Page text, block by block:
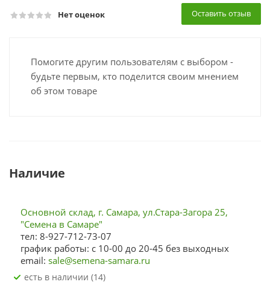
Нет оценок Оставить отзыв
Помогите другим пользователям с выбором -
будьте первым, кто поделится своим мнением
об этом товаре
Наличие
Основной склад, г. Самара, ул.Стара-Загора 25,
"Семена в Самаре"
тел: 8-927-712-73-07
график работы: с 10-00 до 20-45 без выходных
email: sale@semena-samara.ru
Есть в наличии (14)